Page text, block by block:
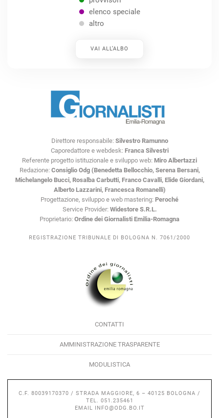
elenco speciale
altro
VAI ALL’ALBO
Direttore responsabile: Silvestro Ramunno
Caporedattore e webdesk: Franca Silvestri
Referente progetto istituzionale e sviluppo web: Miro Albertazzi
Redazione: Consiglio Odg (Benedetta Bellocchio, Serena Bersani,
Michelangelo Bucci, Rosalba Carbutti, Franco Cavalli, Elide Giordani,
Alberto Lazzarini, Francesca Romanelli)
Progettazione, sviluppo e web mastering: Peroché
Service Provider: Widestore S.R.L.
Proprietario: Ordine dei Giornalisti Emilia-Romagna
REGISTRAZIONE TRIBUNALE DI BOLOGNA N. 7061/2000
CONTATTI
AMMINISTRAZIONE TRASPARENTE
MODULISTICA
C.F. 80039170370 / STRADA MAGGIORE, 6 – 40125 BOLOGNA /
TEL. 051.235461
EMAIL
INFO@ODG.BO.IT